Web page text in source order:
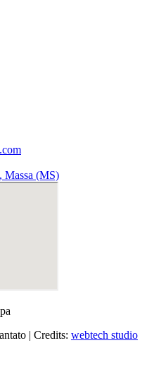
Massa (MS)
| Credits: webtech studio